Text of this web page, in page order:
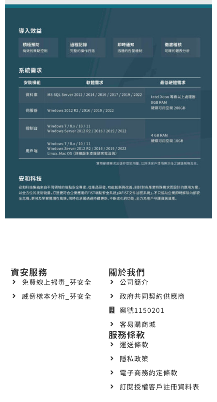
關於我們
公司簡介
政府共同契約供應商
案號1150201
客易購商城
資安服務
免費線上掃毒_芬安全
威脅樣本分析_芬安全
服務條款
運送條款
隱私政策
電子商務約定條款
訂閱授權客戶註冊資料表